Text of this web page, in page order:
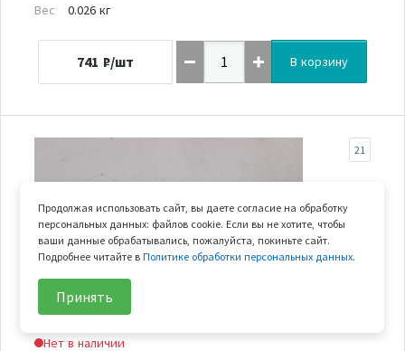
Вес
0.026 кг
741 ₽/шт В корзину
Нет в наличии
21
Продолжая использовать сайт, вы даете согласие на обработку
персональных данных: файлов cookie. Если вы не хотите, чтобы
ваши данные обрабатывались, пожалуйста, покиньте сайт.
Подробнее читайте вПолитике обработки персональных данных.
Принять